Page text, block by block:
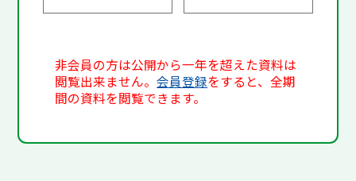
非会員の方は公開から一年を超えた資料は
閲覧出来ません。会員登録をすると、全期
間の資料を閲覧できます。